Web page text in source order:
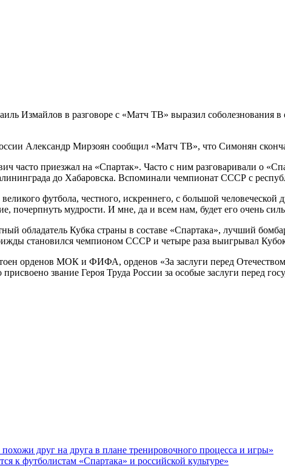
Измайлов в разговоре с «Матч ТВ» выразил соболезнования
Александр Мирзоян сообщил «Матч ТВ», что Симонян
часто приезжал на «Спартак». Часто с ним разговаривали о
до Хабаровска. Вспоминали чемпионат СССР с
футбола, честного, искреннего, с большой
почерпнуть мудрости. И мне, да и всем нам, будет его очень
обладатель Кубка страны в составе «Спартака», лучший
становился чемпионом СССР и четыре раза выигрывал
орденов МОК и ФИФА, орденов «За заслуги перед
звание Героя Труда России за особые заслуги перед
друг на друга в плане тренировочного процесса и игры»
к футболистам «Спартака» и российской культуре»